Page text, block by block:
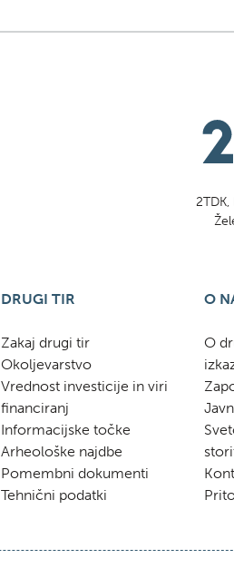
DRUGI TIR
Zakaj drugi tir
Okoljevarstvo
Vrednost investicije in viri
financiranj
Informacijske točke
Arheološke najdbe
Pomembni dokumenti
Tehnični podatki
O
O